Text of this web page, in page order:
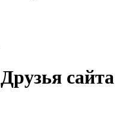
Друзья сайта